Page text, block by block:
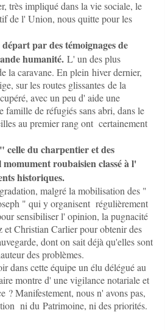
très impliqué dans la vie sociale, le
de l' Union, nous quitte pour les
par des témoignages de
humanité. L' un des plus
la caravane. En plein hiver dernier,
sur les routes glissantes de la
avec un peu d' aide une
famille de réfugiés sans abri, dans le
au premier rang ont certainement
celle du charpentier et des
roubaisien classé à l'
historiques.
malgré la mobilisation des "
" qui y organisent régulièrement
sensibiliser l' opinion, la pugnacité
et Christian Carlier pour obtenir des
dont on sait déjà qu'elles sont
des problèmes.
dans cette équipe un élu délégué au
montre d' une vigilance notariale et
? Manifestement, nous n' avons pas,
ni du Patrimoine, ni des priorités.